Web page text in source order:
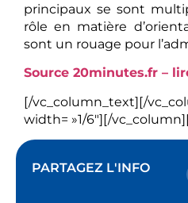
principaux se sont
rôle en matière
sont un rouage pour
Source 20minutes.fr –
[/vc_column_text][/
width= »1/6″][/
PARTAGEZ L'INFO